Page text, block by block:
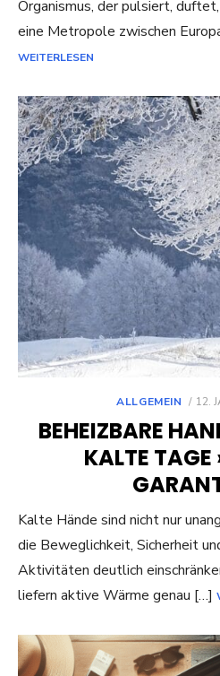
Organismus, der pulsiert,
eine Metropole zwischen
WEITERLESEN
ALLGEMEIN 12.
BEHEIZBARE
KALTE
Kalte Hände sind nicht nur
die Beweglichkeit, Sicherheit
Aktivitäten deutlich
liefern aktive Wärme genau […]